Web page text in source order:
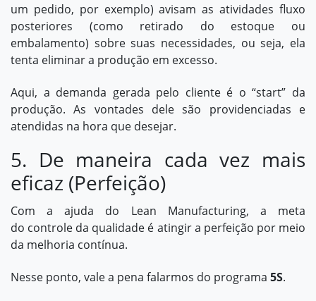
um pedido, por exemplo) avisam as atividades fluxo
posteriores (como retirado do estoque ou
embalamento) sobre suas necessidades, ou seja, ela
tenta eliminar a produção em excesso.
Aqui, a demanda gerada pelo cliente é o “start” da
produção. As vontades dele são providenciadas e
atendidas na hora que desejar.
5. De maneira cada vez mais
eficaz (Perfeição)
Com a ajuda do Lean Manufacturing, a meta
do controle da qualidade é atingir a perfeição por meio
da melhoria contínua.
Nesse ponto, vale a pena falarmos do programa 5S.